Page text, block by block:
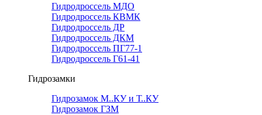
Гидродроссель МДО
Гидродроссель КВМК
Гидродроссель ДР
Гидродроссель ДКМ
Гидродроссель ПГ77-1
Гидродроссель Г61-41
Гидрозамки
Гидрозамок М..КУ и Т..КУ
Гидрозамок ГЗМ